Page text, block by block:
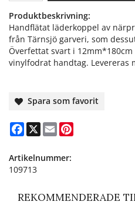
Produktbeskrivning:
Handflätat läderkoppel av
från Tärnsjö garveri, som
Överfettat svart i
vinylfodrat handtag. Levereras
Spara som favorit
Facebook
X Email
Artikelnummer:
109713
REKOMMENDERADE